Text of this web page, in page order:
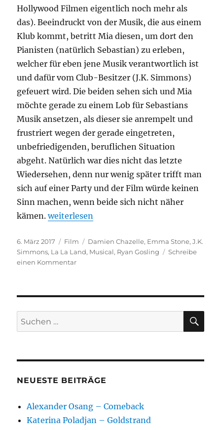
Hollywood Filmen eigentlich noch mehr als
das). Beeindruckt von der Musik, die aus einem
Klub kommt, betritt Mia diesen, um dort den
Pianisten (natürlich Sebastian) zu erleben,
welcher für eben jene Musik verantwortlich ist
und dafür vom Club-Besitzer (J.K. Simmons)
gefeuert wird. Die beiden sehen sich und Mia
möchte gerade zu einem Lob für Sebastians
Musik ansetzen, als dieser sie anrempelt und
frustriert wegen der gerade eingetreten,
unbefriedigenden, beruflichen Situation
abgeht. Natürlich war dies nicht das letzte
Wiedersehen, denn nur wenig später trifft man
sich auf einer Party und der Film würde keinen
Sinn machen, wenn beide sich nicht näher
kämen.„La La Land“
weiterlesen
Veröffentlicht
am
6. März 2017 Kategorien
Film Schlagwörter
Damien Chazelle, Emma Stone,J.K.
Simmons, La La Land, Musical, Ryan Gosling
Schreibe
einen Kommentarzu
Suchen
nach:
NEUESTE BEITRÄGE
Alexander Osang – Comeback
Katerina Poladjan – Goldstrand